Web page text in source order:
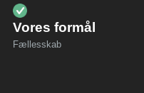
Vores formål
Fællesskab